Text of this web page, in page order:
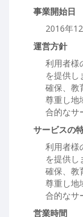
事業開始日
2016年
運営方針
利用者様
を提供し
確保、教
尊重し地
合的なサ
サービスの
利用者様
を提供し
確保、教
尊重し地
合的なサ
営業時間